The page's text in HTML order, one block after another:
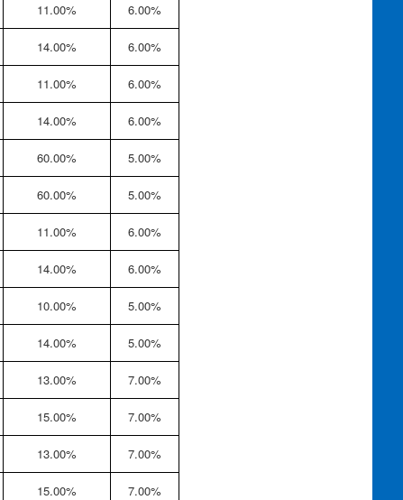
11.00% 6.00%
14.00% 6.00%
11.00% 6.00%
14.00% 6.00%
60.00% 5.00%
60.00% 5.00%
11.00% 6.00%
14.00% 6.00%
10.00% 5.00%
14.00% 5.00%
13.00% 7.00%
15.00% 7.00%
13.00% 7.00%
15.00% 7.00%